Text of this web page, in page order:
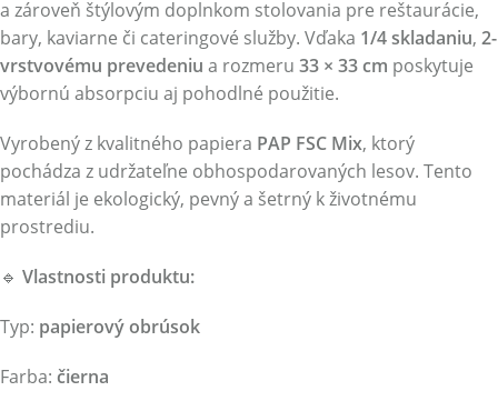
a zároveň štýlovým doplnkom stolovania pre reštaurácie,
bary, kaviarne či cateringové služby. Vďaka 1/4 skladaniu, 2-
vrstvovému prevedeniu a rozmeru 33 × 33 cm poskytuje
výbornú absorpciu aj pohodlné použitie.
Vyrobený z kvalitného papiera PAP FSC Mix, ktorý
pochádza z udržateľne obhospodarovaných lesov. Tento
materiál je ekologický, pevný a šetrný k životnému
prostrediu.
🔹 Vlastnosti produktu:
Typ: papierový obrúsok
Farba: čierna